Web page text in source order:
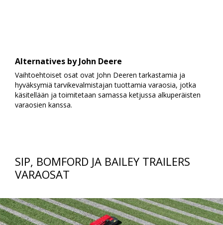
Alternatives by John Deere
Vaihtoehtoiset osat ovat John Deeren tarkastamia ja
hyväksymiä tarvikevalmistajan tuottamia varaosia, jotka
käsitellään ja toimitetaan samassa ketjussa alkuperäisten
varaosien kanssa.
SIP, BOMFORD JA BAILEY TRAILERS
VARAOSAT